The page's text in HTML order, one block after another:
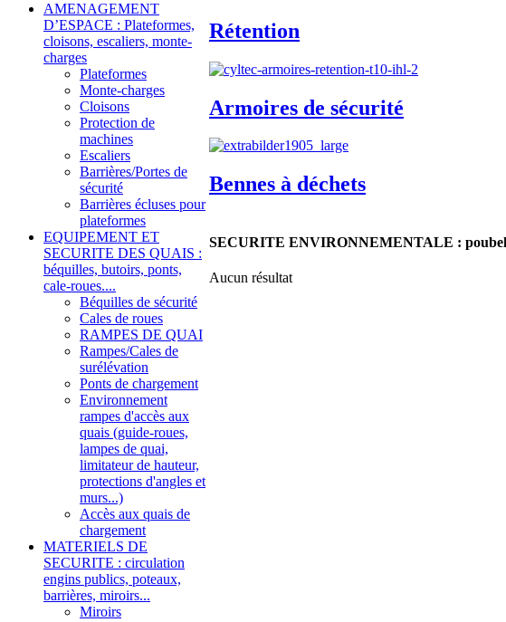
Rétention
Armoires de sécurité
Bennes à déchets
SECURITE ENVIRONNEMENTALE :
Aucun résultat
AMENAGEMENT
D’ESPACE : Plateformes,
cloisons, escaliers, monte-
charges
Plateformes
Monte-charges
Cloisons
Protection de
machines
Escaliers
Barrières/Portes de
sécurité
Barrières écluses pour
plateformes
EQUIPEMENT ET
SECURITE DES QUAIS :
béquilles, butoirs, ponts,
cale-roues....
Béquilles de sécurité
Cales de roues
RAMPES DE QUAI
Rampes/Cales de
surélévation
Ponts de chargement
Environnement
rampes d'accès aux
quais (guide-roues,
lampes de quai,
limitateur de hauteur,
protections d'angles et
murs...)
Accès aux quais de
chargement
MATERIELS DE
SECURITE : circulation
engins publics, poteaux,
barrières, miroirs...
Miroirs